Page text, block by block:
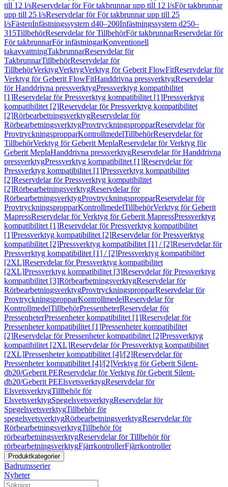
till 12 l/sReservdelar för För takbrunnar upp till 12 l/sFör takbrunnar
upp till 25 l/sReservdelar för För takbrunnar upp till 25
l/sFästenInfästningssystem d40–200Infästningssystem d250–
315TillbehörReservdelar för TillbehörFör takbrunnarReservdelar för
För takbrunnarFör infästningarKonventionell
takavvattningTakbrunnarReservdelar för
TakbrunnarTillbehörReservdelar för
TillbehörVerktygVerktygVerktyg för Geberit FlowFitReservdelar för
Verktyg för Geberit FlowFitHanddrivna pressverktygReservdelar
för Handdrivna pressverktygPressverktyg kompatibilitet
[1]Reservdelar för Pressverktyg kompatibilitet [1]Pressverktyg
kompatibilitet [2]Reservdelar för Pressverktyg kompatibilitet
[2]RörbearbetningsverktygReservdelar för
RörbearbetningsverktygProvtryckningspropparReservdelar för
ProvtryckningspropparKontrollmedelTillbehörReservdelar för
TillbehörVerktyg för Geberit MeplaReservdelar för Verktyg för
Geberit MeplaHanddrivna pressverktygReservdelar för Handdrivna
pressverktygPressverktyg kompatibilitet [1]Reservdelar för
Pressverktyg kompatibilitet [1]Pressverktyg kompatibilitet
[2]Reservdelar för Pressverktyg kompatibilitet
[2]RörbearbetningsverktygReservdelar för
RörbearbetningsverktygProvtryckningspropparReservdelar för
ProvtryckningspropparKontrollmedelTillbehörVerktyg för Geberit
MapressReservdelar för Verktyg för Geberit MapressPressverktyg
kompatibilitet [1]Reservdelar för Pressverktyg kompatibilitet
[1]Pressverktyg kompatibilitet [2]Reservdelar för Pressverktyg
kompatibilitet [2]Pressverktyg kompatibilitet [1] / [2]Reservdelar för
Pressverktyg kompatibilitet [1] / [2]Pressverktyg kompatibilitet
[2XL]Reservdelar för Pressverktyg kompatibilitet
[2XL]Pressverktyg kompatibilitet [3]Reservdelar för Pressverktyg
kompatibilitet [3]RörbearbetningsverktygReservdelar för
RörbearbetningsverktygProvtryckningspropparReservdelar för
ProvtryckningspropparKontrollmedelReservdelar för
KontrollmedelTillbehörPressenheterReservdelar för
PressenheterPressenheter kompatibilitet [1]Reservdelar för
Pressenheter kompatibilitet [1]Pressenheter kompatibilitet
[2]Reservdelar för Pressenheter kompatibilitet [2]Pressverktyg
kompatibilitet [2XL]Reservdelar för Pressverktyg kompatibilitet
[2XL]Pressenheter kompatibilitet [4]/[2]Reservdelar för
Pressenheter kompatibilitet [4]/[2]Verktyg för Geberit Silent-
db20/Geberit PEReservdelar för Verktyg för Geberit Silent-
db20/Geberit PEElsvetsverktygReservdelar för
ElsvetsverktygTillbehör för
ElsvetsverktygSpegelsvetsverktygReservdelar för
SpegelsvetsverktygTillbehör för
spegelsvetsverktygRörbearbetningsverktygReservdelar för
RörbearbetningsverktygTillbehör för
rörbearbetningsverktygReservdelar för Tillbehör för
rörbearbetningsverktygFjärrkontrollerFjärrkontroller
Produktkategorier
Badrumsserier
Nyheter